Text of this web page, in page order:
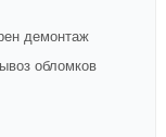
демонтаж
обломков